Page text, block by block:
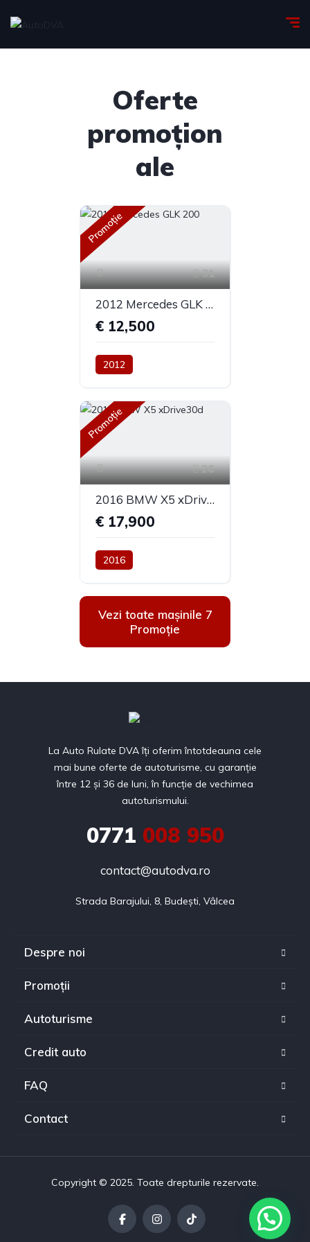
Oferte
promoțion
ale
Promoție
31
2012 Mercedes GLK 200
€ 12,500
2012
4X2
Promoție
26
2016 BMW X5 xDrive30d
€ 17,900
2016
Automată
Diesel
4x4
Vezi toate mașinile 7
Promoție
La Auto Rulate DVA îți oferim întotdeauna cele
mai bune oferte de autoturisme, cu garanție
între 12 și 36 de luni, în funcție de vechimea
autoturismului.
0771 008 950
contact@autodva.ro
Strada Barajului, 8, Budești, Vâlcea
Despre noi
Promoții
Autoturisme
Credit auto
FAQ
Contact
Copyright © 2025. Toate drepturile rezervate.